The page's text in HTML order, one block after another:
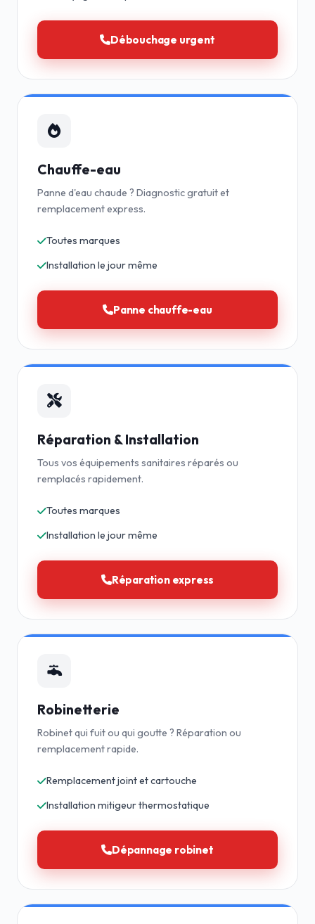
Débouchage urgent
Chauffe-eau
Panne d'eau chaude ? Diagnostic gratuit et
remplacement express.
Toutes marques
Installation le jour même
Panne chauffe-eau
Réparation & Installation
Tous vos équipements sanitaires réparés ou
remplacés rapidement.
Toutes marques
Installation le jour même
Réparation express
Robinetterie
Robinet qui fuit ou qui goutte ? Réparation ou
remplacement rapide.
Remplacement joint et cartouche
Installation mitigeur thermostatique
Dépannage robinet